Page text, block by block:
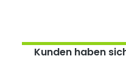
Kunden haben